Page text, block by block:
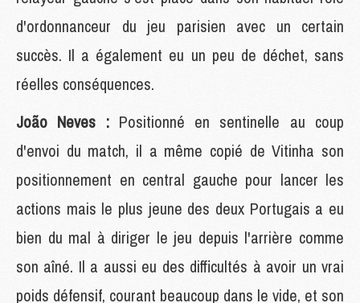
d'ordonnanceur du jeu parisien avec un certain
succès. Il a également eu un peu de déchet, sans
réelles conséquences.
João Neves : Positionné en sentinelle au coup
d'envoi du match, il a même copié de Vitinha son
positionnement en central gauche pour lancer les
actions mais le plus jeune des deux Portugais a eu
bien du mal à diriger le jeu depuis l'arrière comme
son aîné. Il a aussi eu des difficultés à avoir un vrai
poids défensif, courant beaucoup dans le vide, et son